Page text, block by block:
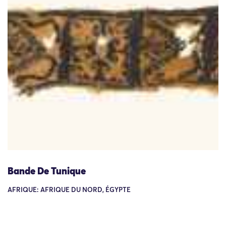
Bande De Tunique
AFRIQUE: AFRIQUE DU NORD, ÉGYPTE